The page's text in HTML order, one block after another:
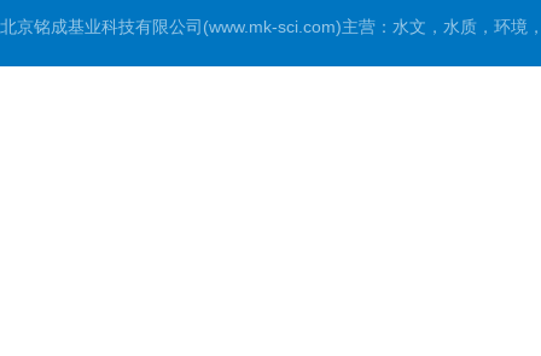
北京铭成基业科技有限公司(www.mk-sci.com)主营：水文，水质，环境